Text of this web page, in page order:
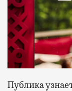
Публика